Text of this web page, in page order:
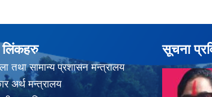
लिंकहरु
तथा सामान्य प्रशासन मन्त्रालय
अर्थ मन्त्रालय
सूचना